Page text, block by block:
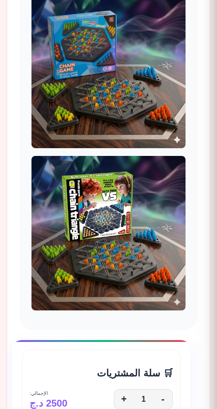
🛒 سلة المشتريات
-
+
الإجمالي:
2500 د.ج